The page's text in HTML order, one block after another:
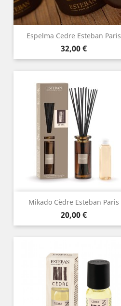
Espelma Cedre Esteban Paris
Preu
32,00 €
Mikado Cèdre Esteban Paris
Preu
20,00 €